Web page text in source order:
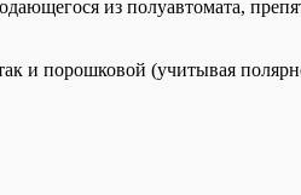
из полуавтомата,
и порошковой (учитывая